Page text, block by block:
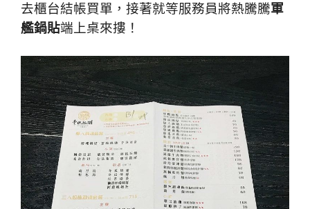
去櫃台結帳買單，接著就等服務員將熱騰騰軍
艦鍋貼端上桌來摟！